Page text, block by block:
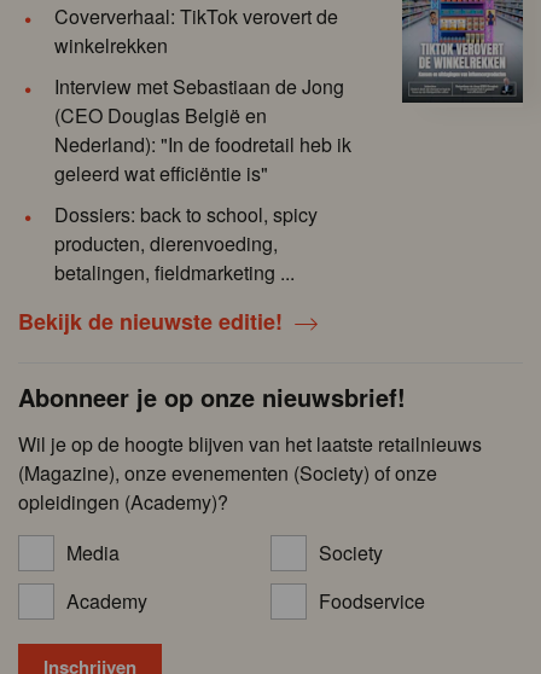
Coververhaal: TikTok verovert de
winkelrekken
Interview met Sebastiaan de Jong
(CEO Douglas België en
Nederland): "In de foodretail heb ik
geleerd wat efficiëntie is"
Dossiers: back to school, spicy
producten, dierenvoeding,
betalingen, fieldmarketing ...
Bekijk de nieuwste editie!
Abonneer je op onze nieuwsbrief!
Wil je op de hoogte blijven van het laatste retailnieuws
(Magazine), onze evenementen (Society) of onze
opleidingen (Academy)?
Media
Society
Academy
Foodservice